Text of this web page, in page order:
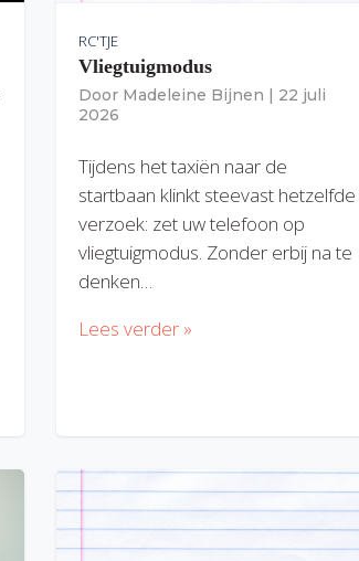
RC'TJE
Vliegtuigmodus
Door Madeleine Bijnen | 22 juli
2026
Tijdens het taxiën naar de
startbaan klinkt steevast hetzelfde
verzoek: zet uw telefoon op
vliegtuigmodus. Zonder erbij na te
denken…
Lees verder »